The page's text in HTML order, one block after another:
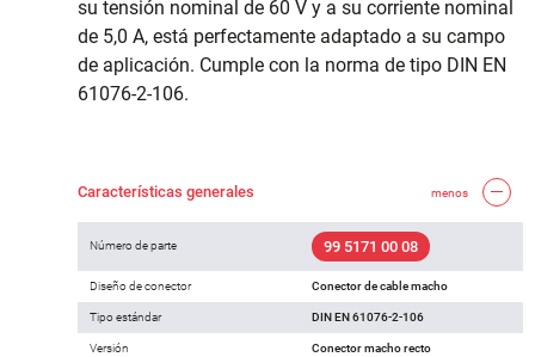
su tensión nominal de 60 V y a su corriente nominal
de 5,0 A, está perfectamente adaptado a su campo
de aplicación. Cumple con la norma de tipo DIN EN
61076-2-106.
Características generales menos
Número de parte 99 5171 00 08
Diseño de conector Conector de cable macho
Tipo estándar DIN EN 61076-2-106
Versión Conector macho recto